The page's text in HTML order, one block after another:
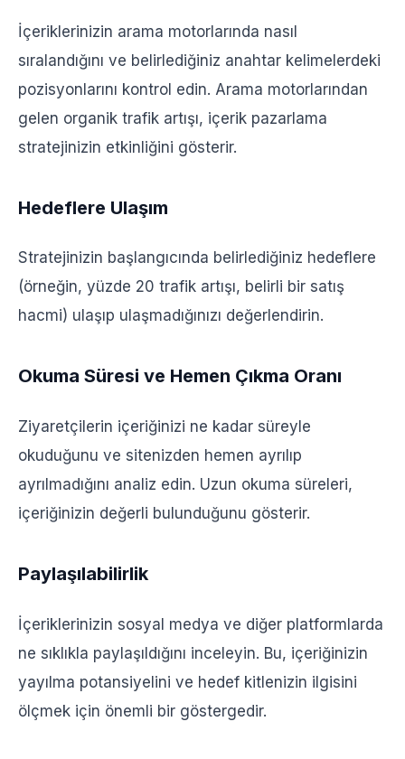
İçeriklerinizin arama motorlarında nasıl
sıralandığını ve belirlediğiniz anahtar kelimelerdeki
pozisyonlarını kontrol edin. Arama motorlarından
gelen organik trafik artışı, içerik pazarlama
stratejinizin etkinliğini gösterir.
Hedeflere Ulaşım
Stratejinizin başlangıcında belirlediğiniz hedeflere
(örneğin, yüzde 20 trafik artışı, belirli bir satış
hacmi) ulaşıp ulaşmadığınızı değerlendirin.
Okuma Süresi ve Hemen Çıkma Oranı
Ziyaretçilerin içeriğinizi ne kadar süreyle
okuduğunu ve sitenizden hemen ayrılıp
ayrılmadığını analiz edin. Uzun okuma süreleri,
içeriğinizin değerli bulunduğunu gösterir.
Paylaşılabilirlik
İçeriklerinizin sosyal medya ve diğer platformlarda
ne sıklıkla paylaşıldığını inceleyin. Bu, içeriğinizin
yayılma potansiyelini ve hedef kitlenizin ilgisini
ölçmek için önemli bir göstergedir.